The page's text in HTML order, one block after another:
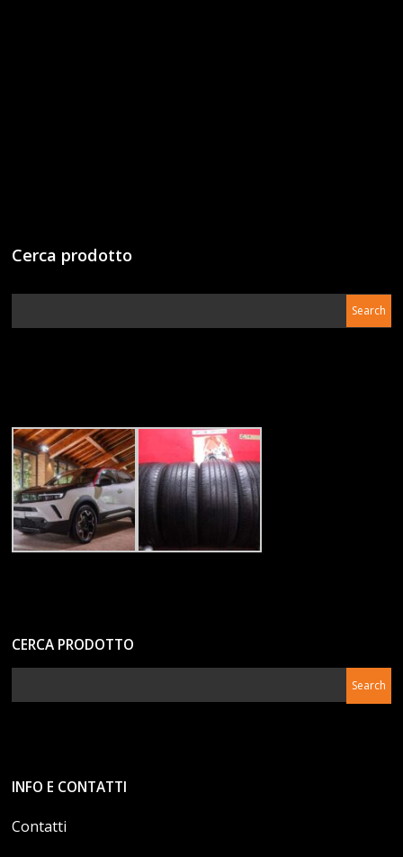
Cerca prodotto
CERCA PRODOTTO
INFO E CONTATTI
Contatti